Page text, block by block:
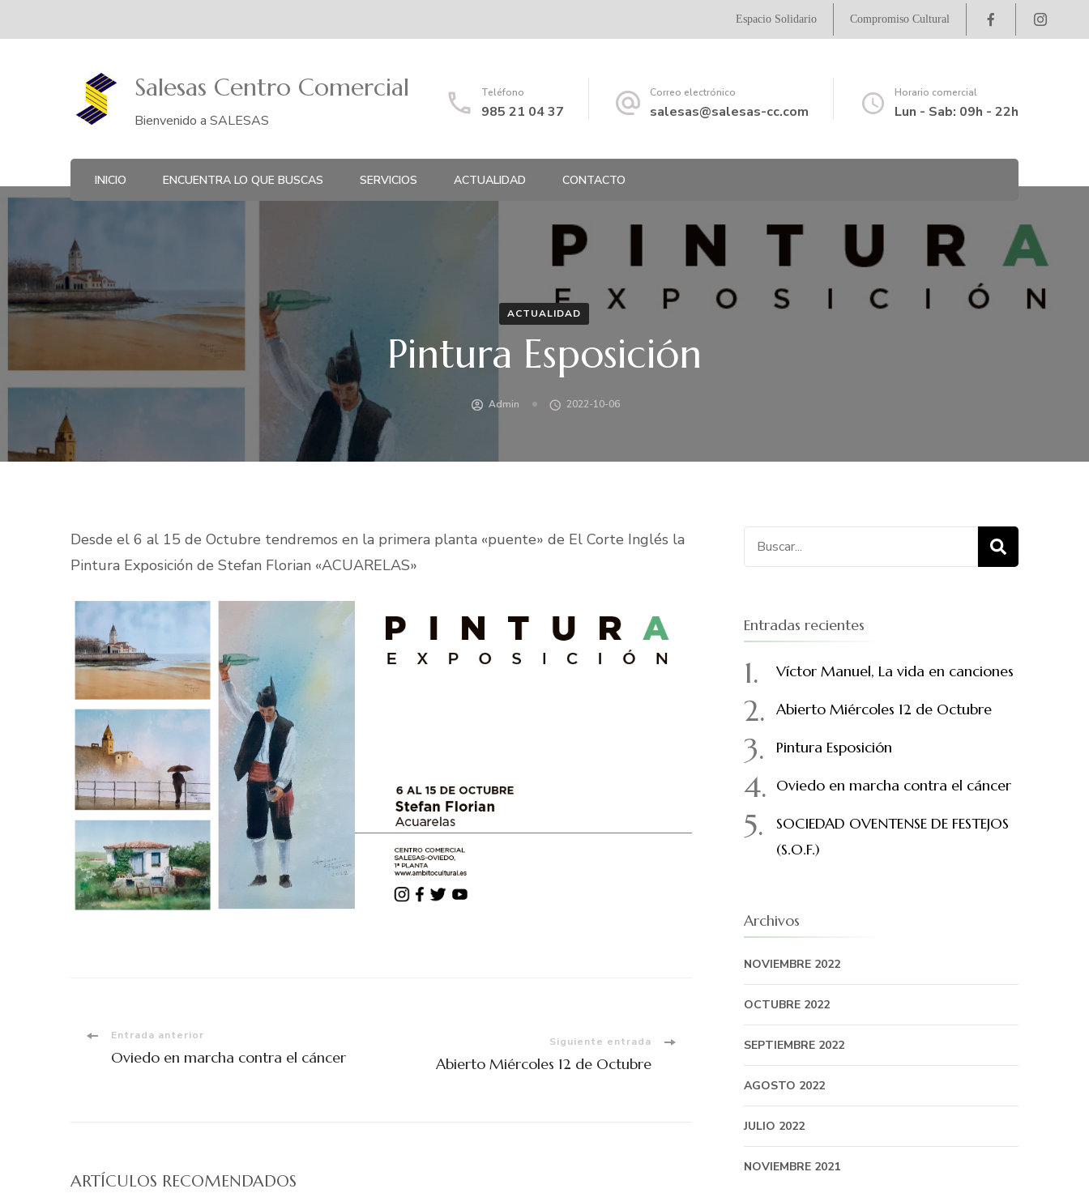
Espacio Solidario Compromiso Cultural
Salesas Centro Comercial
Bienvenido a SALESAS
Teléfono
985 21 04 37
Correo electrónico
salesas@salesas-cc.com
Horario comercial
Lun - Sab: 09h - 22h
INICIO ENCUENTRA LO QUE BUSCAS SERVICIOS ACTUALIDAD CONTACTO
ACTUALIDAD
Pintura Esposición
Admin 2022-10-06
Desde el 6 al 15 de Octubre tendremos en la primera planta «puente» de El Corte Inglés la
Pintura Exposición de Stefan Florian «ACUARELAS»
Entrada anterior
Oviedo en marcha contra el cáncer
Siguiente entrada
Abierto Miércoles 12 de Octubre
ARTÍCULOS RECOMENDADOS
Entradas recientes
Víctor Manuel, La vida en canciones
Abierto Miércoles 12 de Octubre
Pintura Esposición
Oviedo en marcha contra el cáncer
SOCIEDAD OVENTENSE DE FESTEJOS
(S.O.F.)
Archivos
NOVIEMBRE 2022
OCTUBRE 2022
SEPTIEMBRE 2022
AGOSTO 2022
JULIO 2022
NOVIEMBRE 2021